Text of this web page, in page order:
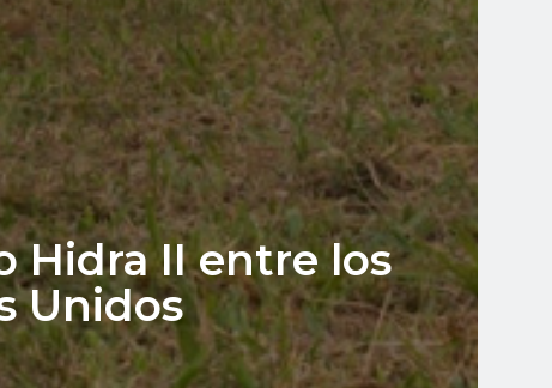
Hidra II entre los
Unidos